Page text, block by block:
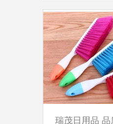
瑞茂日用品